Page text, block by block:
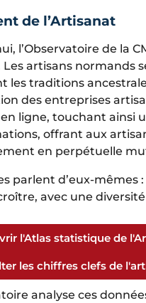
de l’Artisanat
l’Observatoire de la
Les artisans normands
les traditions
des entreprises
ligne, touchant ainsi
offrant aux
en perpétuelle
parlent d’eux-mêmes
avec une
l'Atlas statistique de
les chiffres clefs de
analyse ces